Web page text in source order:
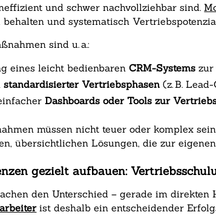
und schwer nachvollziehbar sind.
und systematisch
sind u. a.:
eines leicht bedienbarenCRM-Systems zur
standardisierter Vertriebsphasen (z. B.
Dashboards oder Tools zur
müssen nicht teuer oder komplex
übersichtlichen Lösungen, die zur
gezielt aufbauen:
den Unterschied – gerade im direkten
ist deshalb ein entscheidender